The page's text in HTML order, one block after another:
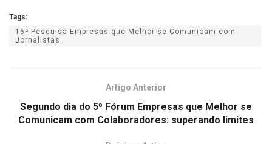
Tags:
16ª Pesquisa Empresas que Melhor se Comunicam com
Jornalistas
Artigo Anterior
Segundo dia do 5º Fórum Empresas que Melhor se
Comunicam com Colaboradores: superando limites